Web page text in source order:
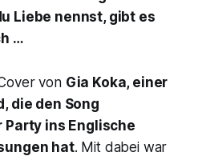
Liebe nennst, gibt es
…
von Gia Koka, einer
die den Song
ins Englische
hat. Mit dabei war